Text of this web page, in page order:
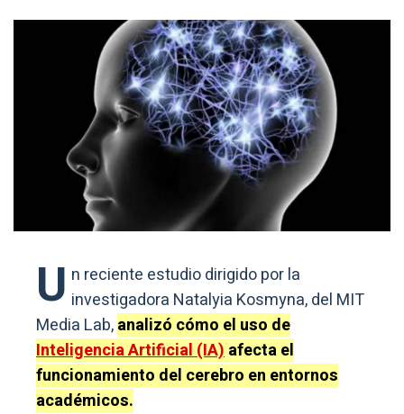
U n reciente estudio dirigido por la
investigadora Natalyia Kosmyna, del MIT
Media Lab,analizó cómo el uso de
Inteligencia Artificial (IA)afecta el
funcionamiento del cerebro en entornos
académicos.